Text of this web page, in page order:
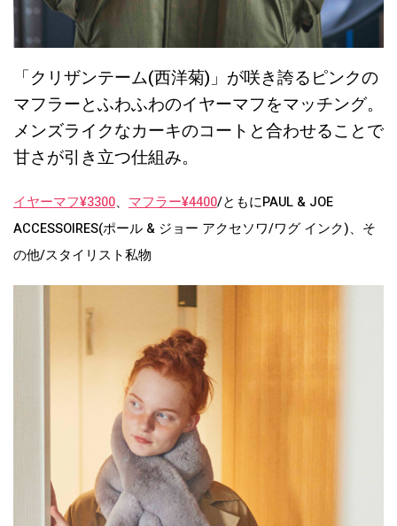
「クリザンテーム(西洋菊)」が咲き誇るピンクの
マフラーとふわふわのイヤーマフをマッチング。
メンズライクなカーキのコートと合わせることで
甘さが引き立つ仕組み。
イヤーマフ¥3300、 マフラー¥4400/ともにPAUL & JOE
ACCESSOIRES(ポール & ジョー アクセソワ/ワグ インク)、そ
の他/スタイリスト私物